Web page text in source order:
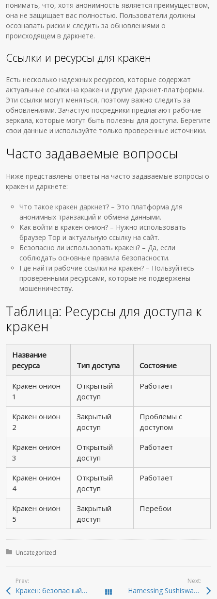
понимать, что, хотя анонимность является преимуществом,
она не защищает вас полностью. Пользователи должны
осознавать риски и следить за обновлениями о
происходящем в даркнете.
Ссылки и ресурсы для кракен
Есть несколько надежных ресурсов, которые содержат
актуальные ссылки на кракен и другие даркнет-платформы.
Эти ссылки могут меняться, поэтому важно следить за
обновлениями. Зачастую посредники предлагают рабочие
зеркала, которые могут быть полезны для доступа. Берегите
свои данные и используйте только проверенные источники.
Часто задаваемые вопросы
Ниже представлены ответы на часто задаваемые вопросы о
кракен и даркнете:
Что такое кракен даркнет? – Это платформа для
анонимных транзакций и обмена данными.
Как войти в кракен онион? – Нужно использовать
браузер Тор и актуальную ссылку на сайт.
Безопасно ли использовать кракен? – Да, если
соблюдать основные правила безопасности.
Где найти рабочие ссылки на кракен? – Пользуйтесь
проверенными ресурсами, которые не подвержены
мошенничеству.
Таблица: Ресурсы для доступа к
кракен
Название
ресурса
Тип доступа Состояние
Кракен онион
1
Открытый
доступ
Работает
Кракен онион
2
Закрытый
доступ
Проблемы с
доступом
Кракен онион
3
Открытый
доступ
Работает
Кракен онион
4
Открытый
доступ
Работает
Кракен онион
5
Закрытый
доступ
Перебои
Posted in:
Uncategorized
Prev:
Кракен: безопасный способ входа в даркнет 2026 Todas las entradas
Next:
Harnessing Sushiswap: A Comprehensive Guide for Traders